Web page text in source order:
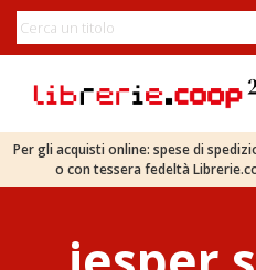
Per gli acquisti online: spese di
o con tessera fedeltà